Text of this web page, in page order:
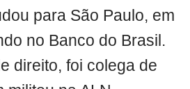
para São Paulo, em
no Banco do Brasil.
direito, foi colega de